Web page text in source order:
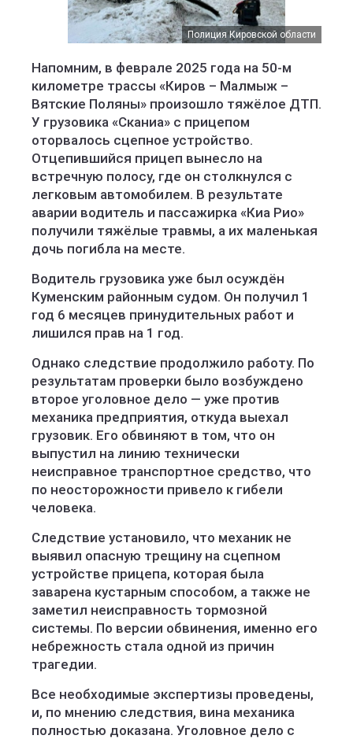
Полиция Кировской области
Напомним, в феврале 2025 года на 50-м
километре трассы «Киров – Малмыж –
Вятские Поляны» произошло тяжёлое ДТП.
У грузовика «Сканиа» с прицепом
оторвалось сцепное устройство.
Отцепившийся прицеп вынесло на
встречную полосу, где он столкнулся с
легковым автомобилем. В результате
аварии водитель и пассажирка «Киа Рио»
получили тяжёлые травмы, а их маленькая
дочь погибла на месте.
Водитель грузовика уже был осуждён
Куменским районным судом. Он получил 1
год 6 месяцев принудительных работ и
лишился прав на 1 год.
Однако следствие продолжило работу. По
результатам проверки было возбуждено
второе уголовное дело — уже против
механика предприятия, откуда выехал
грузовик. Его обвиняют в том, что он
выпустил на линию технически
неисправное транспортное средство, что
по неосторожности привело к гибели
человека.
Следствие установило, что механик не
выявил опасную трещину на сцепном
устройстве прицепа, которая была
заварена кустарным способом, а также не
заметил неисправность тормозной
системы. По версии обвинения, именно его
небрежность стала одной из причин
трагедии.
Все необходимые экспертизы проведены,
и, по мнению следствия, вина механика
полностью доказана. Уголовное дело с